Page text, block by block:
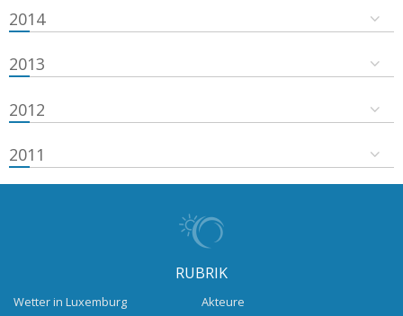
2014
2013
2012
2011
RUBRIK
Wetter in Luxemburg
Akteure